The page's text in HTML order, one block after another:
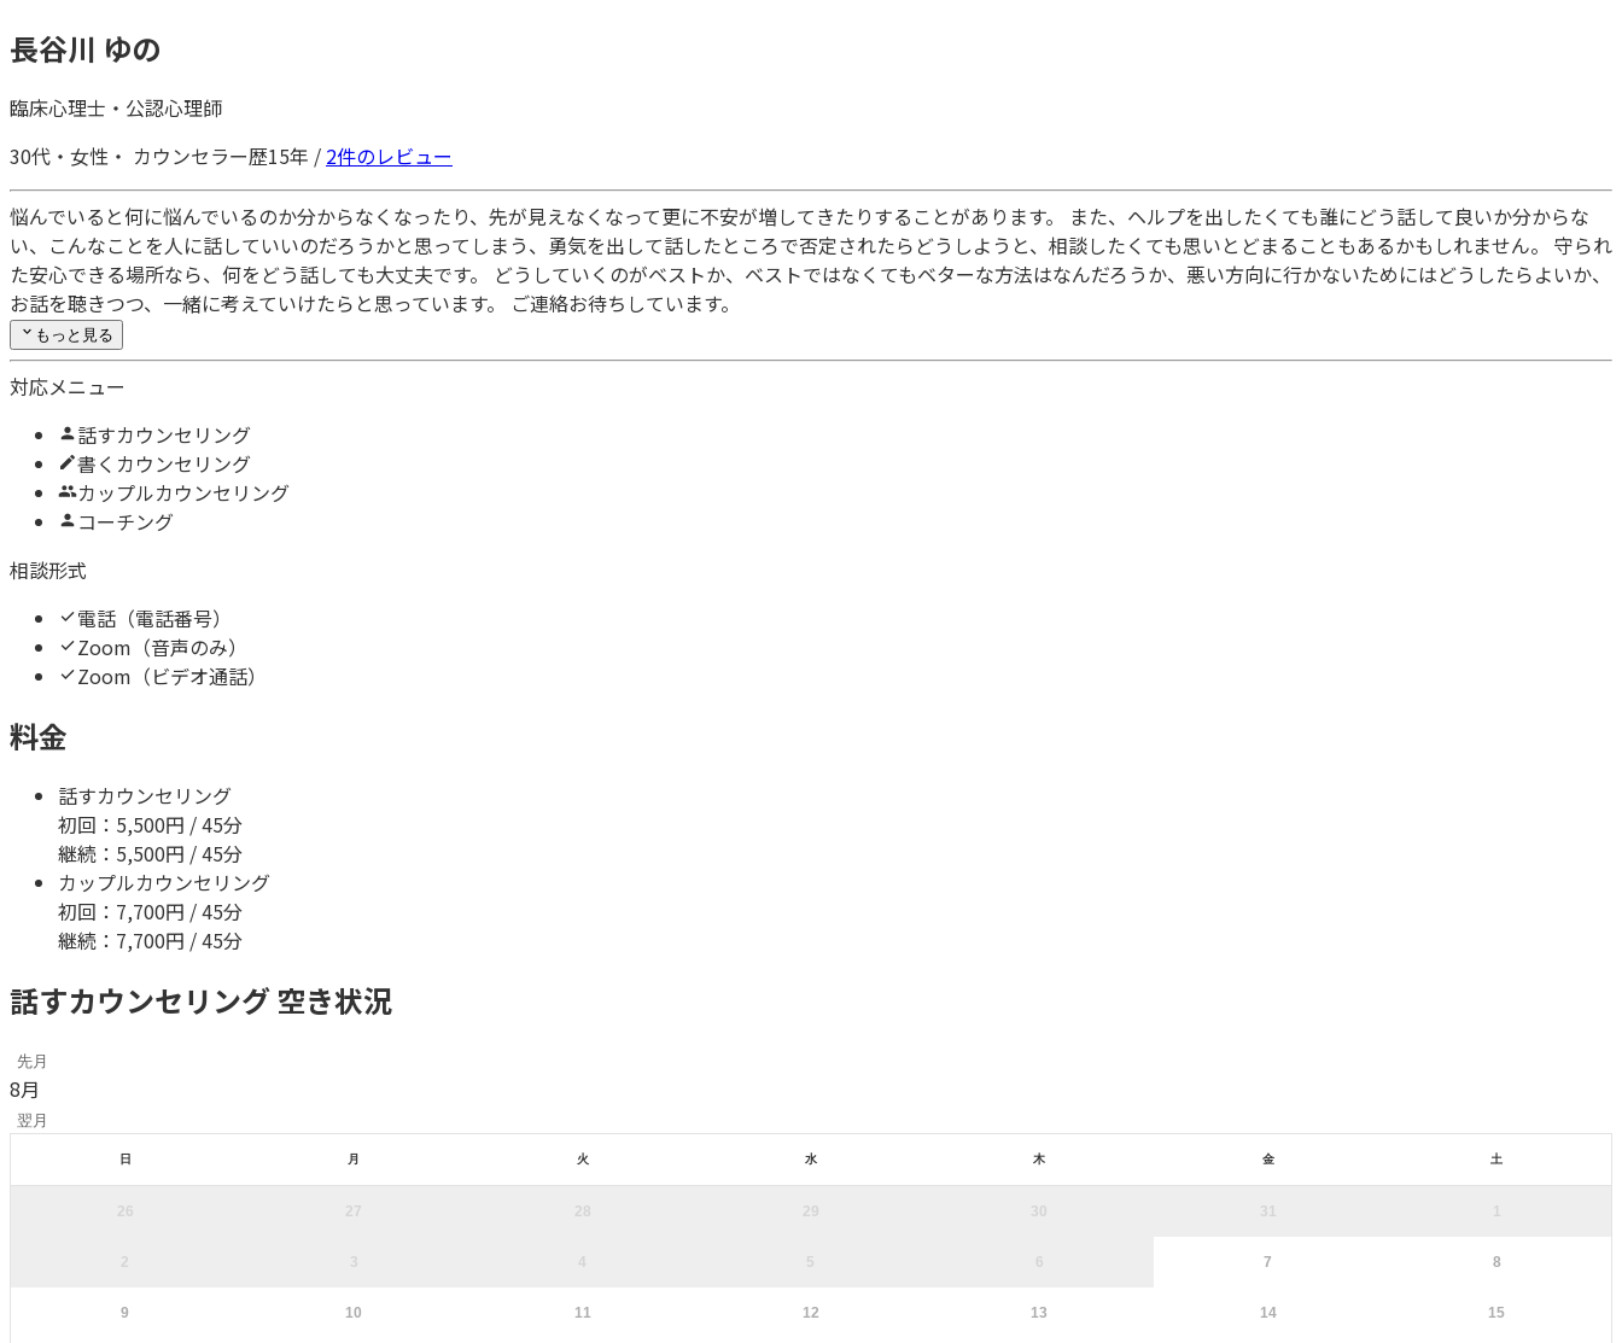
長谷川 ゆの
臨床心理士 ・ 公認心理師
30代・ 女性・ カウンセラー歴15年 / 2件のレビュー
悩んでいると何に悩んでいるのか分からなくなったり、先が見えなくなって更に不安が増してきたりすることがあります。 また、ヘルプを出したくても誰にどう話して良いか分からな
い、こんなことを人に話していいのだろうかと思ってしまう、勇気を出して話したところで否定されたらどうしようと、相談したくても思いとどまることもあるかもしれません。 守られ
た安心できる場所なら、何をどう話しても大丈夫です。 どうしていくのがベストか、ベストではなくてもベターな方法はなんだろうか、悪い方向に行かないためにはどうしたらよいか、
お話を聴きつつ、一緒に考えていけたらと思っています。 ご連絡お待ちしています。
もっと見る
対応メニュー
話すカウンセリング
書くカウンセリング
カップルカウンセリング
コーチング
相談形式
電話（電話番号）
Zoom（音声のみ）
Zoom（ビデオ通話）
料金
話すカウンセリング
初回： 5,500円 / 45分
継続： 5,500円 / 45分
カップルカウンセリング
初回： 7,700円 / 45分
継続： 7,700円 / 45分
話すカウンセリング 空き状況
先月
8月
翌月
日 月 火 水 木 金 土
26 27 28 29 30 31 1
2 3 4 5 6 7 8
9 10 11 12 13 14 15